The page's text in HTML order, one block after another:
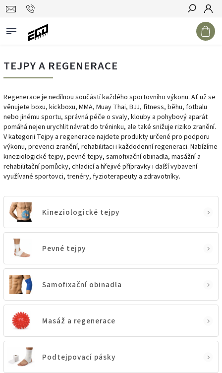
Hledat
TEJPY A REGENERACE
Regenerace je nedílnou součástí každého sportovního výkonu. Ať už se
věnujete boxu, kickboxu, MMA, Muay Thai, BJJ, fitness, běhu, fotbalu
nebo jinému sportu, správná péče o svaly, klouby a pohybový aparát
pomáhá nejen urychlit návrat do tréninku, ale také snižuje riziko zranění.
V kategorii Tejpy a regenerace najdete produkty určené pro podporu
výkonu, prevenci zranění, rehabilitaci i každodenní regeneraci. Nabízíme
kineziologické tejpy, pevné tejpy, samofixační obinadla, masážní a
rehabilitační pomůcky, chladicí a hřejivé přípravky i další vybavení
využívané sportovci, trenéry, fyzioterapeuty a zdravotníky.
Kineziologické tejpy
Pevné tejpy
Samofixační obinadla
Masáž a regenerace
Podtejpovací pásky